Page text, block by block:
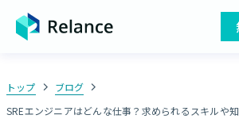
トップ
ブログ
SREエンジニアはどんな仕事？求められるスキルや